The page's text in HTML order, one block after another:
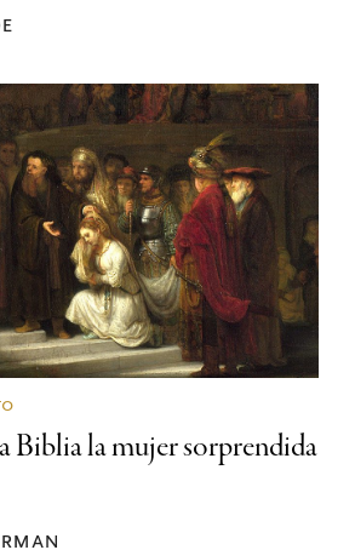
Biblia la mujer sorprendida